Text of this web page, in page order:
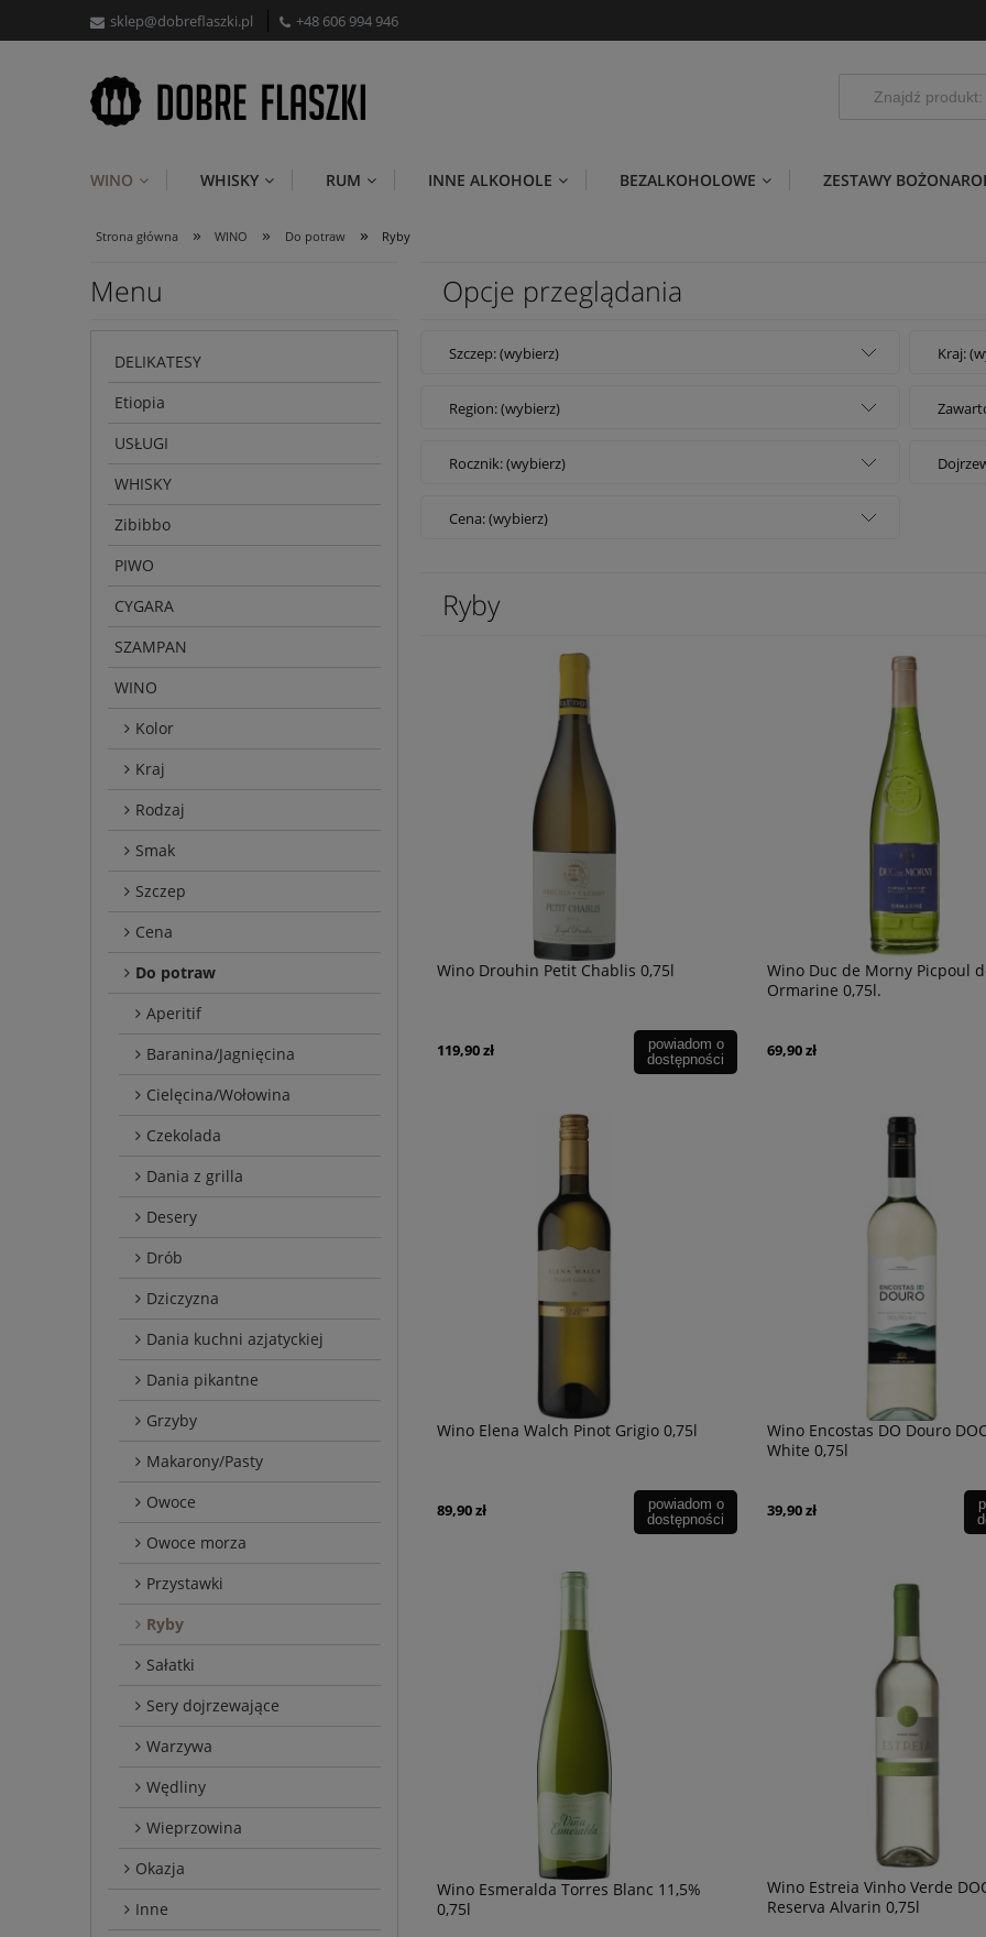
sklep@dobreflaszki.pl +48 606 994 946
WINO WHISKY RUM INNE ALKOHOLE BEZALKOHOLOWE ZESTAWY
Strona główna » WINO » Do potraw » Ryby
Menu
DELIKATESY
Etiopia
USŁUGI
WHISKY
Zibibbo
PIWO
CYGARA
SZAMPAN
WINO
Kolor
Kraj
Rodzaj
Smak
Szczep
Cena
Do potraw
Aperitif
Baranina/Jagnięcina
Cielęcina/Wołowina
Czekolada
Dania z grilla
Desery
Drób
Dziczyzna
Dania kuchni azjatyckiej
Dania pikantne
Grzyby
Makarony/Pasty
Owoce
Owoce morza
Przystawki
Ryby
Sałatki
Sery dojrzewające
Warzywa
Wędliny
Wieprzowina
Okazja
Inne
Opcje przeglądania
Szczep: (wybierz) Kraj:
Region: (wybierz)
Rocznik: (wybierz)
Cena: (wybierz)
Ryby
Wino Drouhin Petit Chablis 0,75l
119,90 zł
powiadom o
dostępności
Wino Duc de Morny Picpoul
Ormarine 0,75l.
69,90 zł
Wino Elena Walch Pinot Grigio 0,75l
89,90 zł
powiadom o
dostępności
Wino Encostas DO Douro
White 0,75l
39,90 zł
Wino Esmeralda Torres Blanc 11,5%
0,75l
Wino Estreia Vinho Verde
Reserva Alvarin 0,75l